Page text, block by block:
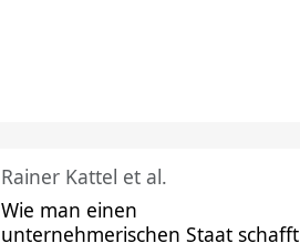
Rainer Kattel et al.
Wie man einen
unternehmerischen Staat schafft